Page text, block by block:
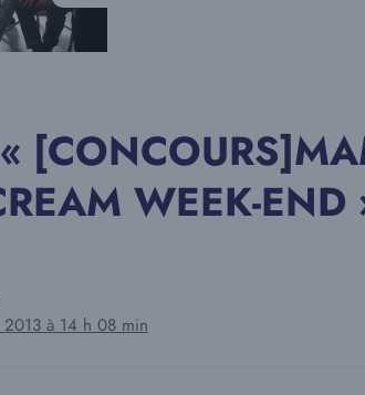
WEEK-END
à 14 h 08 min